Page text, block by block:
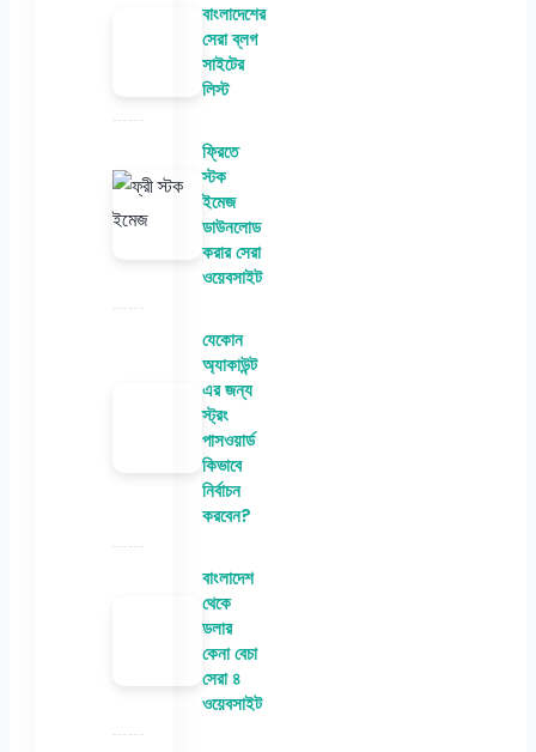
বাংলাদেশের
সেরা ব্লগ
সাইটের
লিস্ট
ফ্রিতে
স্টক
ইমেজ
ডাউনলোড
করার সেরা
ওয়েবসাইট
যেকোন
অ্যাকাউন্ট
এর জন্য
স্ট্রং
পাসওয়ার্ড
কিভাবে
নির্বাচন
করবেন?
বাংলাদেশ
থেকে
ডলার
কেনা বেচা
সেরা ৪
ওয়েবসাইট